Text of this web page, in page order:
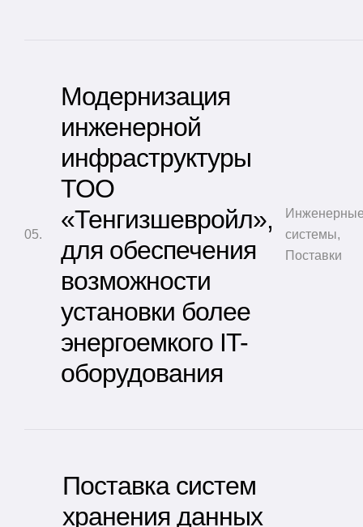
Модернизация
инженерной
инфраструктуры
ТОО
«Тенгизшевройл»,
для обеспечения
возможности
установки более
энергоемкого IT-
оборудования
системы,
Поставки
Поставка систем
хранения данных